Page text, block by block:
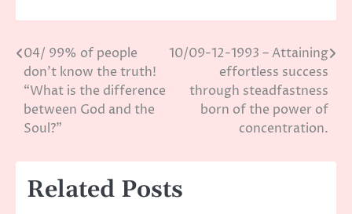
Post
navigation
04/ 99% of people
don’t know the truth!
“What is the difference
between God and the
Soul?”
10/09-12-1993 – Attaining
effortless success
through steadfastness
born of the power of
concentration.
Related Posts